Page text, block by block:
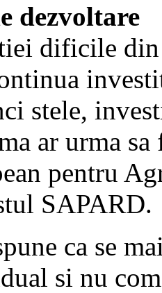
dezvoltare
dificile
stele,
ar urma
pentru
SAPARD.
ca se
si nu